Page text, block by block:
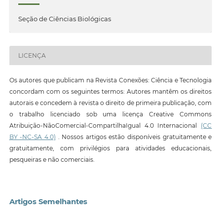
Seção de Ciências Biológicas
LICENÇA
Os autores que publicam na Revista Conexões: Ciência e Tecnologia
concordam com os seguintes termos: Autores mantêm os direitos
autorais e concedem à revista o direito de primeira publicação, com
o trabalho licenciado sob uma licença Creative Commons
Atribuição-NãoComercial-CompartilhaIgual 4.0 Internacional (CC
BY -NC-SA 4.0) . Nossos artigos estão disponíveis gratuitamente e
gratuitamente, com privilégios para atividades educacionais,
pesqueiras e não comerciais.
Artigos Semelhantes